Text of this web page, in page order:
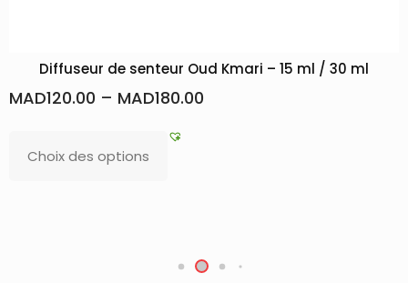
Kmari – 15 ml / 30 ml Lait Corporel : Huile
MAD